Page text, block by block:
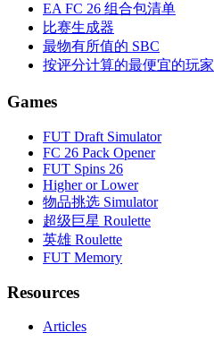
EA FC 26 组合包清单
比赛生成器
最物有所值的 SBC
按评分计算的最便宜的玩家
Games
FUT Draft Simulator
FC 26 Pack Opener
FUT Spins 26
Higher or Lower
物品挑选 Simulator
超级巨星 Roulette
英雄 Roulette
FUT Memory
Resources
Articles